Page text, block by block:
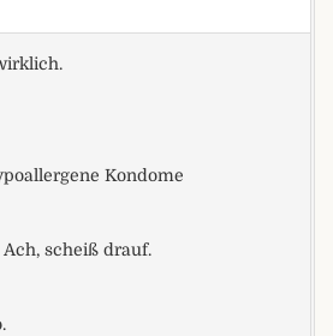
Kondome
scheiß drauf.